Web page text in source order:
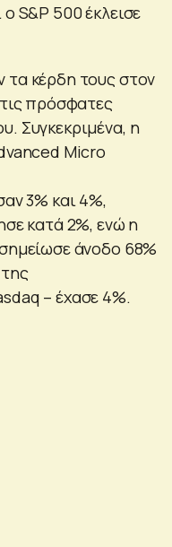
S&P 500 έκλεισε
τα κέρδη τους στον
πρόσφατες
Συγκεκριμένα, η
Micro
3% και 4%,
κατά 2%, ενώ η
άνοδο 68%
– έχασε 4%.